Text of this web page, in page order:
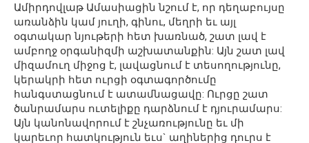
Ամիրդովլաթ Ամասիացին նշում է, որ դեղաբույսը
առանձին կամ յուղի, գինու, մեղրի եւ այլ
օգտակար նյութերի հետ խառնած, շատ լավ է
ամբողջ օրգանիզմի աշխատանքին: Այն շատ լավ
միզամուղ միջոց է, լավացնում է տեսողությունը,
կերակրի հետ ուրցի օգտագործումը
հանգստացնում է ատամնացավը: Ուրցը շատ
ծանրամարս ուտելիքը դարձնում է դյուրամարս:
Այն կանոնավորում է շնչառությունը եւ մի
կարեւոր հատկություն եւս` աղիներից դուրս է